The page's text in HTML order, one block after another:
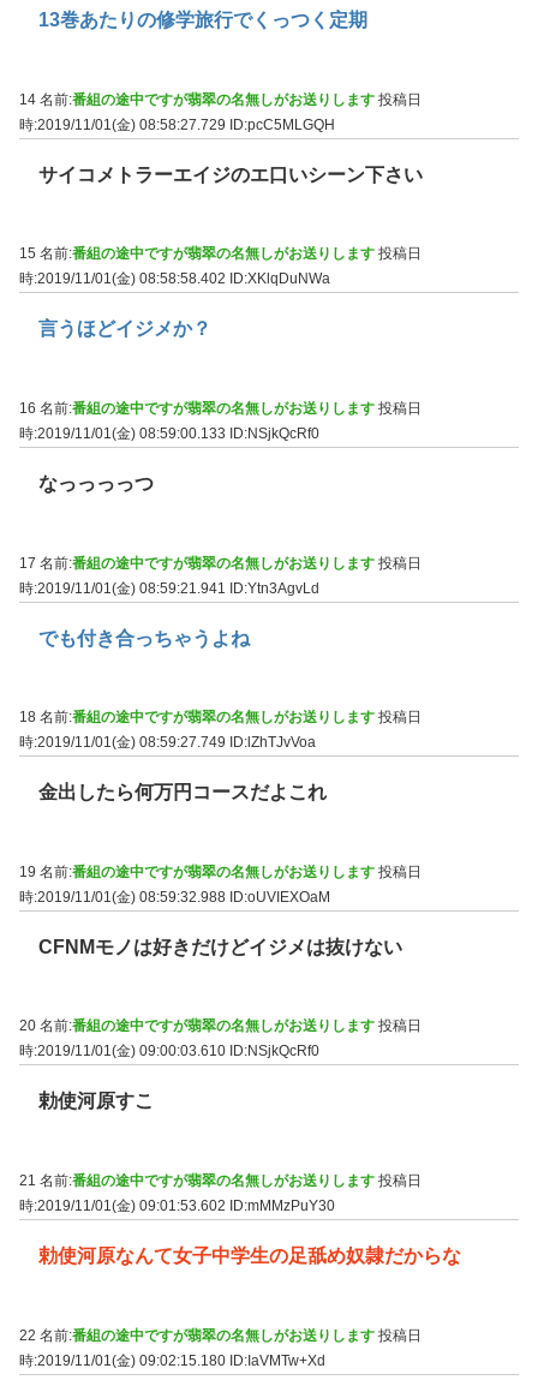
13巻あたりの修学旅行でくっつく定期
14 名前:番組の途中ですが翡翠の名無しがお送りします 投稿日
時:2019/11/01(金) 08:58:27.729 ID:pcC5MLGQH
サイコメトラーエイジのエ口いシーン下さい
15 名前:番組の途中ですが翡翠の名無しがお送りします 投稿日
時:2019/11/01(金) 08:58:58.402
ID:XKlqDuNWa
言うほどイジメか？
16 名前:番組の途中ですが翡翠の名無しがお送りします 投稿日
時:2019/11/01(金) 08:59:00.133
ID:NSjkQcRf0
なっっっっつ
17 名前:番組の途中ですが翡翠の名無しがお送りします 投稿日
時:2019/11/01(金) 08:59:21.941 ID:Ytn3AgvLd
でも付き合っちゃうよね
18 名前:番組の途中ですが翡翠の名無しがお送りします 投稿日
時:2019/11/01(金) 08:59:27.749
ID:lZhTJvVoa
金出したら何万円コースだよこれ
19 名前:番組の途中ですが翡翠の名無しがお送りします 投稿日
時:2019/11/01(金) 08:59:32.988 ID:oUVIEXOaM
CFNMモノは好きだけどイジメは抜けない
20 名前:番組の途中ですが翡翠の名無しがお送りします 投稿日
時:2019/11/01(金) 09:00:03.610 ID:NSjkQcRf0
勅使河原すこ
21 名前:番組の途中ですが翡翠の名無しがお送りします 投稿日
時:2019/11/01(金) 09:01:53.602
ID:mMMzPuY30
勅使河原なんて女子中学生の足舐め奴隷だからな
22 名前:番組の途中ですが翡翠の名無しがお送りします 投稿日
時:2019/11/01(金) 09:02:15.180 ID:IaVMTw+Xd